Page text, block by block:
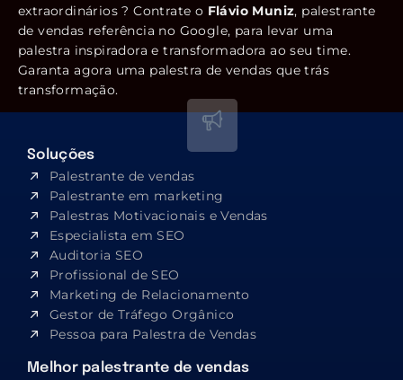
extraordinários ? Contrate o Flávio Muniz, palestrante
de vendas referência no Google, para levar uma
palestra inspiradora e transformadora ao seu time.
Garanta agora uma palestra de vendas que trás
transformação.
Soluções
Palestrante de vendas
Palestrante em marketing
Palestras Motivacionais e Vendas
Especialista em SEO​
Auditoria SEO
Profissional de SEO
Marketing de Relacionamento
Gestor de Tráfego Orgânico
Pessoa para Palestra de Vendas
Melhor palestrante de vendas